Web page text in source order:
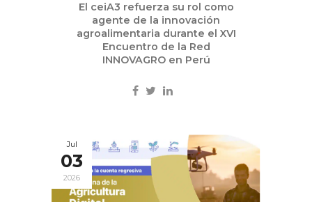
El ceiA3 refuerza su rol como
agente de la innovación
agroalimentaria durante el XVI
Encuentro de la Red
INNOVAGRO en Perú
Jul
03
2026